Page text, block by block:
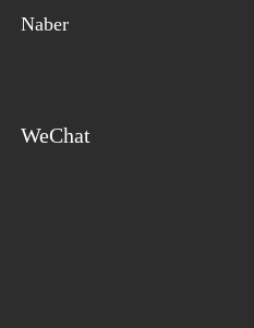
Naber
WeChat